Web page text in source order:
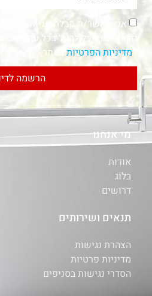
אני מאשר/ת קבלת פניות ומידע
ידוע לי שאוכל לבטל בכל עת,
מדיניות הפרטיותבאתר.
הרשמה
מי אנחנו
אודות
בלוג
דרושים
תנאים ושירותים
הצהרת נגישות
מדיניות פרטיות
הסדרי נגישות בסניפים